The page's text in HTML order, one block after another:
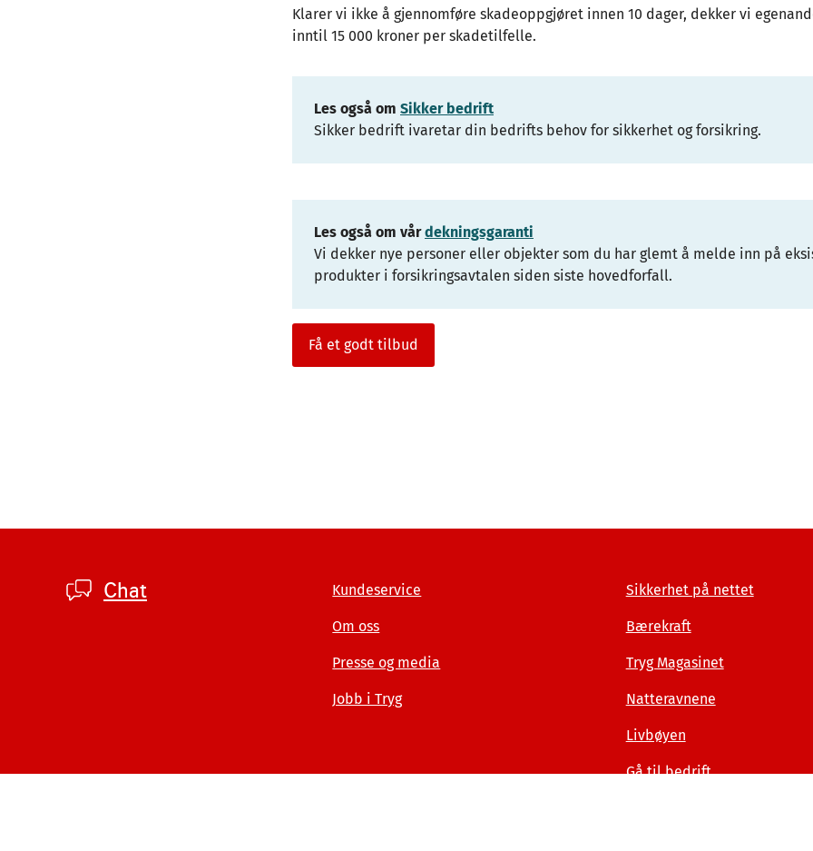
Klarer vi ikke å gjennomføre skadeoppgjøret innen 10 dager, dekker vi
inntil 15 000 kroner per skadetilfelle.
Les også om Sikker bedrift
Sikker bedrift ivaretar din bedrifts behov for sikkerhet og forsikring.
Les også om vårdekningsgaranti
Vi dekker nye personer eller objekter som du har glemt å melde inn på
produkter i forsikringsavtalen siden siste hovedforfall.
Få et godt tilbud
Footer
Chat Kundeservice
Om oss
Presse og media
Jobb i Tryg
Sikkerhet på nettet
Bærekraft
Tryg Magasinet
Natteravnene
Livbøyen
Gå til bedrift